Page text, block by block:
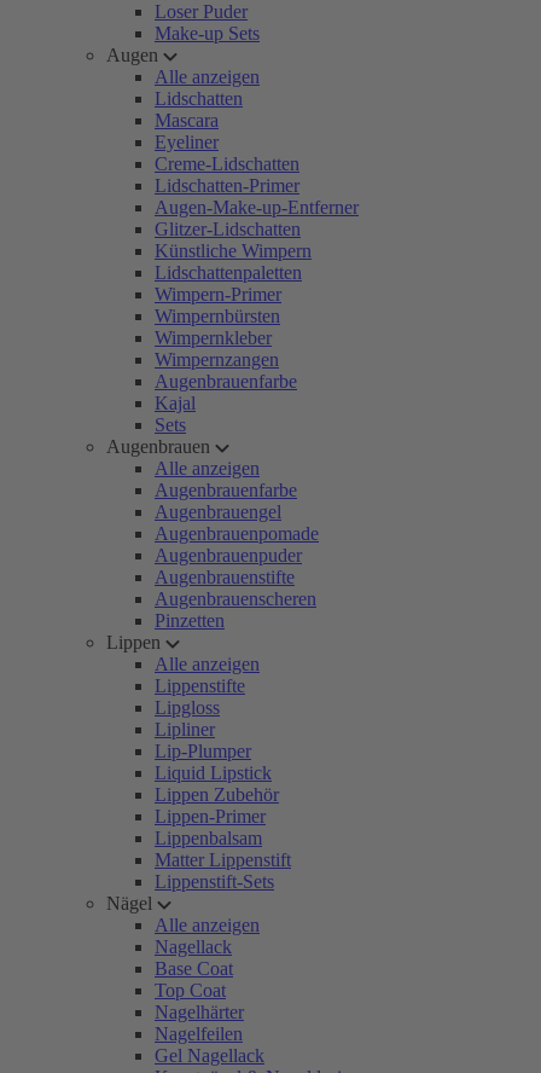
Loser Puder
Make-up Sets
Augen
Alle anzeigen
Lidschatten
Mascara
Eyeliner
Creme-Lidschatten
Lidschatten-Primer
Augen-Make-up-Entferner
Glitzer-Lidschatten
Künstliche Wimpern
Lidschattenpaletten
Wimpern-Primer
Wimpernbürsten
Wimpernkleber
Wimpernzangen
Augenbrauenfarbe
Kajal
Sets
Augenbrauen
Alle anzeigen
Augenbrauenfarbe
Augenbrauengel
Augenbrauenpomade
Augenbrauenpuder
Augenbrauenstifte
Augenbrauenscheren
Pinzetten
Lippen
Alle anzeigen
Lippenstifte
Lipgloss
Lipliner
Lip-Plumper
Liquid Lipstick
Lippen Zubehör
Lippen-Primer
Lippenbalsam
Matter Lippenstift
Lippenstift-Sets
Nägel
Alle anzeigen
Nagellack
Base Coat
Top Coat
Nagelhärter
Nagelfeilen
Gel Nagellack